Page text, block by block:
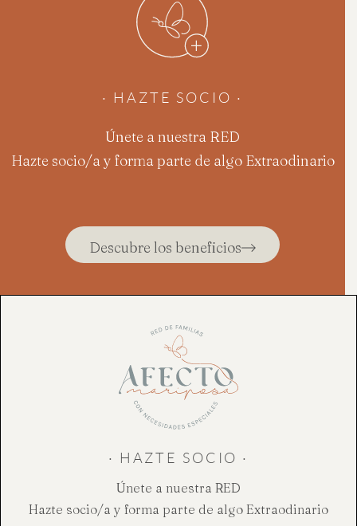
· HAZTE SOCIO ·
Únete a nuestra RED
Hazte socio/a y forma parte de algo Extraodinario
Descubre los beneficios
· HAZTE SOCIO ·
Únete a nuestra RED
Hazte socio/a y forma parte de algo Extraodinario